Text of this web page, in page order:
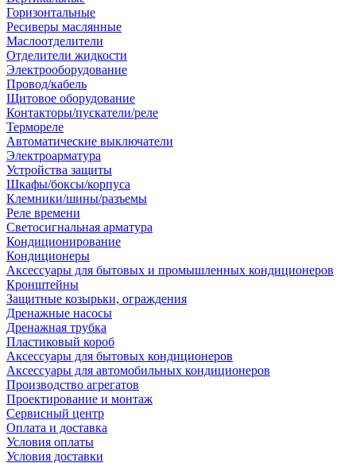
Горизонтальные
Ресиверы маслянные
Маслоотделители
Отделители жидкости
Электрооборудование
Провод/кабель
Щитовое оборудование
Контакторы/пускатели/реле
Термореле
Автоматические выключатели
Электроарматура
Устройства защиты
Шкафы/боксы/корпуса
Клемники/шины/разъемы
Реле времени
Светосигнальная арматура
Кондиционирование
Кондиционеры
Аксессуары для бытовых и промышленных кондиционеров
Кронштейны
Защитные козырьки, ограждения
Дренажные насосы
Дренажная трубка
Пластиковый короб
Аксессуары для бытовых кондиционеров
Аксессуары для автомобильных кондиционеров
Производство агрегатов
Проектирование и монтаж
Сервисный центр
Оплата и доставка
Условия оплаты
Условия доставки